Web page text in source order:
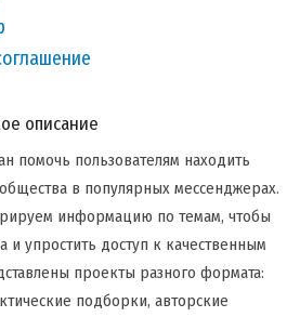
описание
помочь пользователям находить
в популярных мессенджерах.
информацию по темам, чтобы
и упростить доступ к качественным
проекты разного формата:
подборки, авторские